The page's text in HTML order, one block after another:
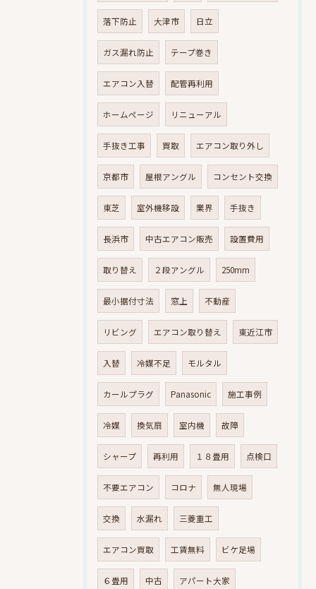
落下防止 大津市 日立
ガス漏れ防止 テープ巻き
エアコン入替 配管再利用
ホームページ リニューアル
手抜き工事 買取 エアコン取り外し
京都市 屋根アングル コンセント交換
東芝 室外機移設 業界 手抜き
長浜市 中古エアコン販売 設置費用
取り替え ２段アングル 250mm
最小据付寸法 窓上 不動産
リビング エアコン取り替え 東近江市
入替 冷媒不足 モルタル
カールプラグ Panasonic 施工事例
冷媒 換気扇 室内機 故障
シャープ 再利用 １８畳用 点検口
不要エアコン コロナ 無人現場
交換 水漏れ 三菱重工
エアコン買取 工賃無料 ビケ足場
６畳用 中古 アパート大家